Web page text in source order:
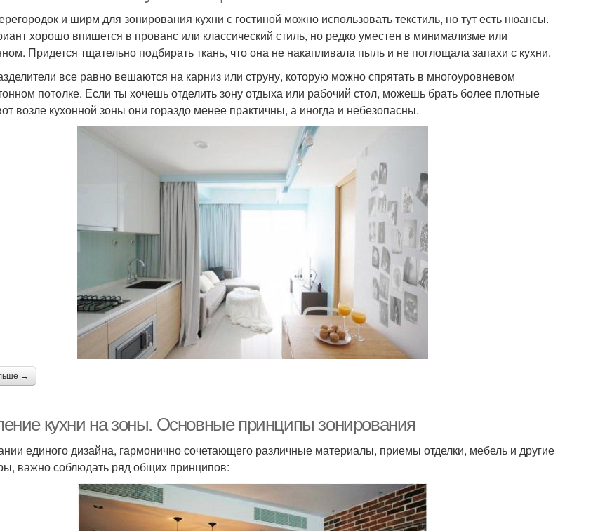
и ширм для зонирования кухни с гостиной можно использовать текстиль, но тут есть нюансы.
хорошо впишется в прованс или классический стиль, но редко уместен в минимализме или
Придется тщательно подбирать ткань, что она не накапливала пыль и не поглощала запахи с кухни.
все равно вешаются на карниз или струну, которую можно спрятать в многоуровневом
потолке. Если ты хочешь отделить зону отдыха или рабочий стол, можешь брать более плотные
возле кухонной зоны они гораздо менее практичны, а иногда и небезопасны.
→
кухни на зоны. Основные принципы зонирования
единого дизайна, гармонично сочетающего различные материалы, приемы отделки, мебель и другие
важно соблюдать ряд общих принципов: